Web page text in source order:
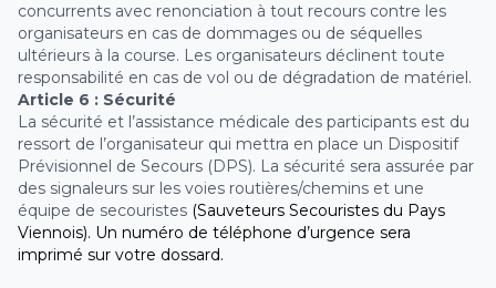
concurrents avec renonciation à tout recours contre les
organisateurs en cas de dommages ou de séquelles
ultérieurs à la course. Les organisateurs déclinent toute
responsabilité en cas de vol ou de dégradation de matériel.
Article 6 : Sécurité
La sécurité et l’assistance médicale des participants est du
ressort de l’organisateur qui mettra en place un Dispositif
Prévisionnel de Secours (DPS). La sécurité sera assurée par
des signaleurs sur les voies routières/chemins et une
équipe de secouristes (Sauveteurs Secouristes du Pays
Viennois). Un numéro de téléphone d’urgence sera
imprimé sur votre dossard.